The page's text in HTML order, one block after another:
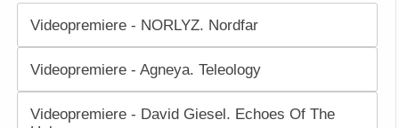
Videopremiere - NORLYZ. Nordfar
Videopremiere - Agneya. Teleology
Videopremiere - David Giesel. Echoes Of The